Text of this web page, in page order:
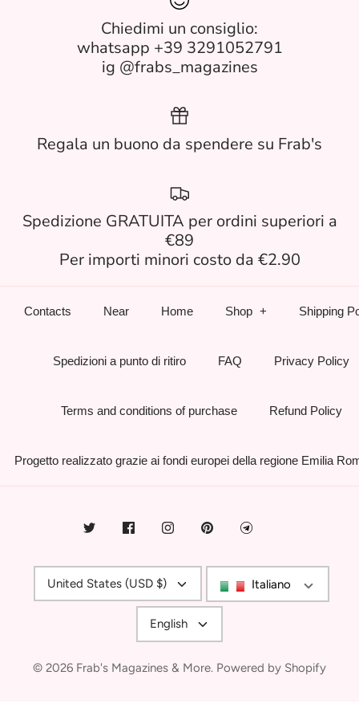
Chiedimi un consiglio:
whatsapp +39 3291052791
ig @frabs_magazines
Regala un buono da spendere su Frab's
Spedizione GRATUITA per ordini superiori a
€89
Per importi minori costo da €2.90
Contacts Near Home Shop Shipping
Spedizioni a punto di ritiro FAQ Privacy Policy
Terms and conditions of purchase Refund Policy
Progetto realizzato grazie ai fondi europei della regione Emilia
Currency
United States (USD $) Italiano
Language
English
© 2026 Frab's Magazines & More. Powered by Shopify